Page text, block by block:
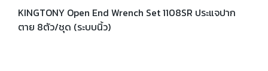
KINGTONY Open End Wrench Set 1108SR ประแจปาก
ตาย 8ตัว/ชุด (ระบบนิ้ว)